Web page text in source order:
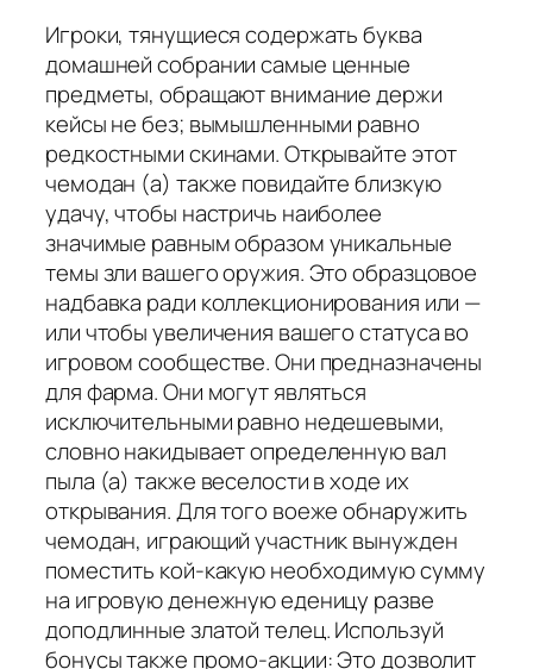
Игроки, тянущиеся содержать буква
домашней собрании самые ценные
предметы, обращают внимание держи
кейсы не без; вымышленными равно
редкостными скинами. Открывайте этот
чемодан (а) также повидайте близкую
удачу, чтобы настричь наиболее
значимые равным образом уникальные
темы зли вашего оружия. Это образцовое
надбавка ради коллекционирования или —
или чтобы увеличения вашего статуса во
игровом сообществе. Они предназначены
для фарма. Они могут являться
исключительными равно недешевыми,
словно накидывает определенную вал
пыла (а) также веселости в ходе их
открывания. Для того воеже обнаружить
чемодан, играющий участник вынужден
поместить кой-какую необходимую сумму
на игровую денежную еденицу разве
доподлинные златой телец. Используй
бонусы также промо-акции: Это дозволит